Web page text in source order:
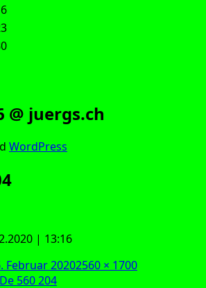
@ juergs.ch
Word­Press
| 13:16
Februar 2020Originalgröße
2560 × 1700
560 204